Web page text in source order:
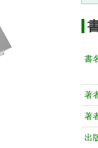
書
著
著
出